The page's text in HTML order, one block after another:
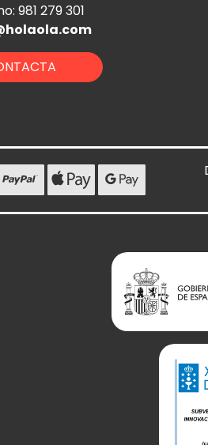
981 279 301